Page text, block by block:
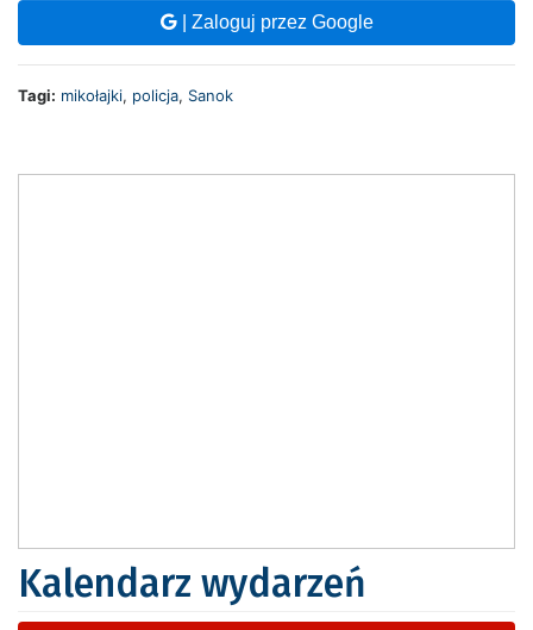
| Zaloguj przez Google
Tagi: mikołajki, policja, Sanok
Kalendarz wydarzeń